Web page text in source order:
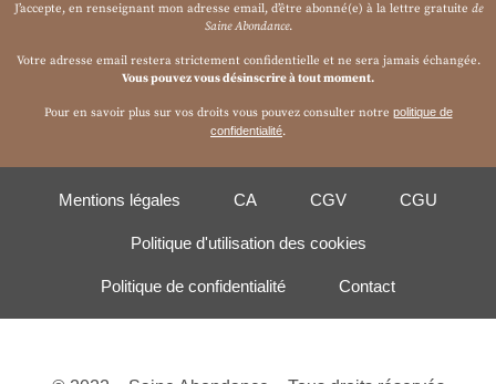
J’accepte, en renseignant mon adresse email, d’être abonné(e) à la lettre gratuite de
Saine Abondance.
Votre adresse email restera strictement confidentielle et ne sera jamais échangée.
Vous pouvez vous désinscrire à tout moment.
Pour en savoir plus sur vos droits vous pouvez consulter notre politique de
confidentialité.
Mentions légales CA CGV CGU
Politique d'utilisation des cookies
Politique de confidentialité Contact